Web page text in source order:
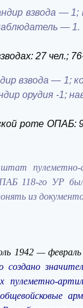
взвода —
— 1.
27
взвода —
орудия -1;
роте ОПАБ:
118-го УР
из
1942 —